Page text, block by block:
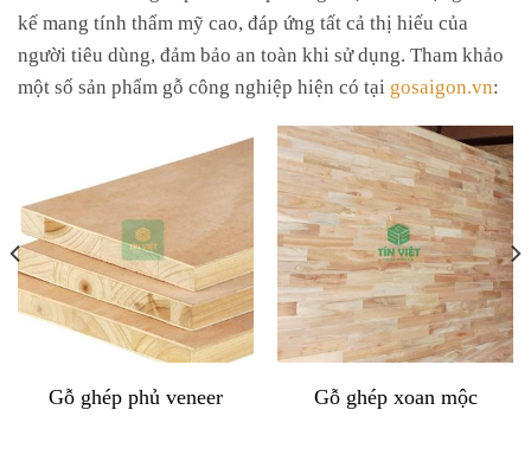
kế mang tính thẩm mỹ cao, đáp ứng tất cả thị hiếu của
người tiêu dùng, đảm bảo an toàn khi sử dụng. Tham khảo
một số sản phẩm gỗ công nghiệp hiện có tại gosaigon.vn:
Gỗ ghép phủ veneer Gỗ ghép xoan mộc